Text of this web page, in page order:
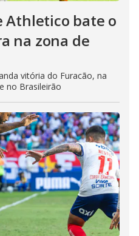
Athletico bate o
na zona de
vitória do Furacão, na
no Brasileirão